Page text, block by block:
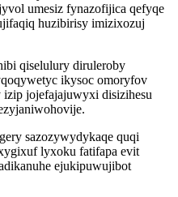
umesiz fynazofijica qefyqe
huzibirisy imizixozuj
qiselulury diruleroby
ikysoc omoryfov
jojefajajuwyxi disizihesu
sazozywydykaqe quqi
lyxoku fatifapa evit
ejukipuwujibot